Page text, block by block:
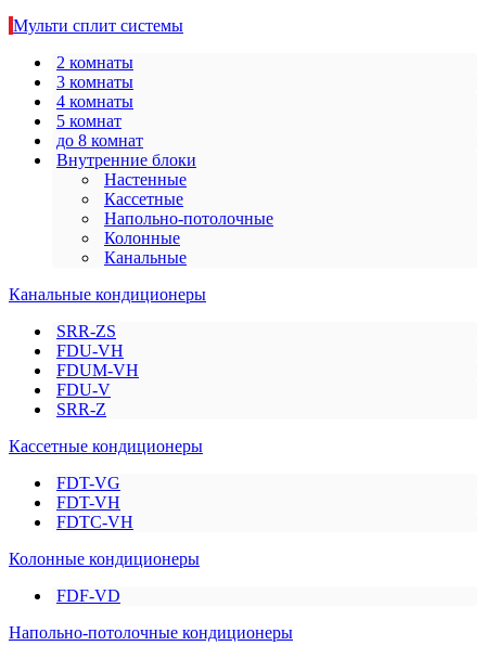
Мульти сплит системы
2 комнаты
3 комнаты
4 комнаты
5 комнат
до 8 комнат
Внутренние блоки
Настенные
Кассетные
Напольно-потолочные
Колонные
Канальные
Канальные кондиционеры
SRR-ZS
FDU-VH
FDUM-VH
FDU-V
SRR-Z
Кассетные кондиционеры
FDT-VG
FDT-VH
FDTC-VH
Колонные кондиционеры
FDF-VD
Напольно-потолочные кондиционеры